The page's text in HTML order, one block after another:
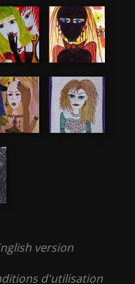
version
d'utilisation